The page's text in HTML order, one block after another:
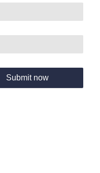
Submit now